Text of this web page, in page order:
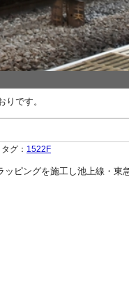
です。
タグ： 1522F
ピングを施工し池上線・東